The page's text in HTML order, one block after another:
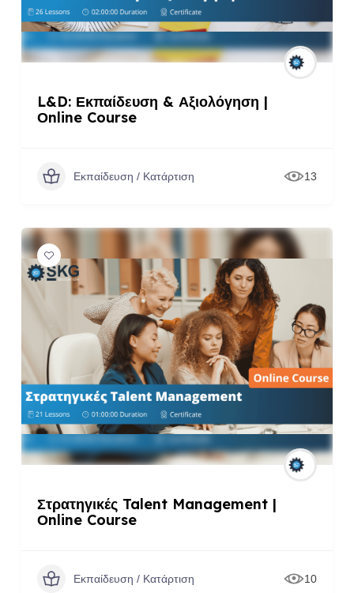
L&D: Εκπαίδευση & Αξιολόγηση |
Οnline Course
Εκπαίδευση / Κατάρτιση 13
Στρατηγικές Talent Management |
Οnline Course
Εκπαίδευση / Κατάρτιση 10